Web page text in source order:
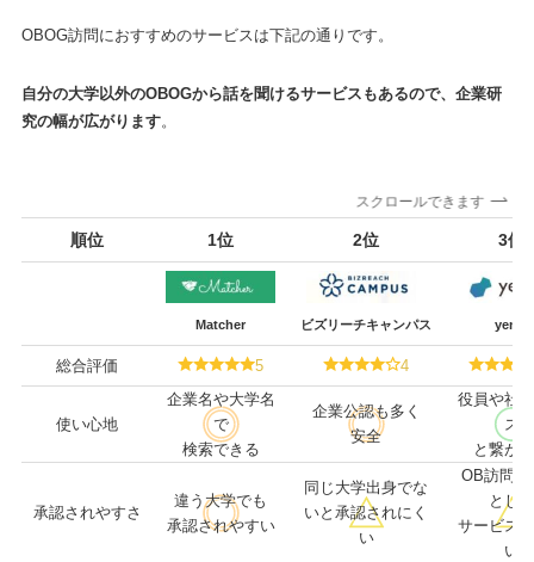
OBOG訪問におすすめのサービスは下記の通りです。
自分の大学以外のOBOGから話を聞けるサービスもあるので、企業研
究の幅が広がります。
スクロールできます
順位 1位 2位 3位
Matcher ビズリーチキャンパス yenta
総合評価 5 4
使い心地
企業名や大学名
で
検索できる
企業公認も多く
安全
役員や社
ス
と繋が
承認されやすさ
違う大学でも
承認されやすい
同じ大学出身でな
いと承認されにく
い
OB訪問を
とした
サービス
い